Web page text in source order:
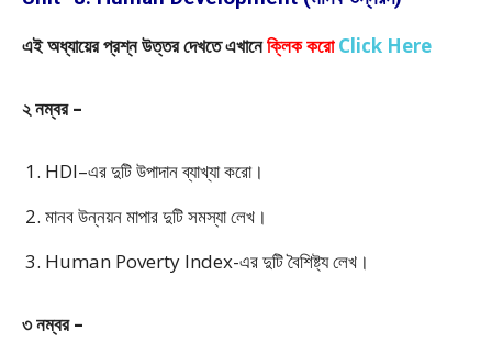
এই অধ্যায়ের প্রশ্ন উত্তর দেখতে এখানেক্লিক করোClick Here
২ নম্বর –
HDI–এর দুটি উপাদান ব্যাখ্যা করো।
মানব উন্নয়ন মাপার দুটি সমস্যা লেখ।
Human Poverty Index-এর দুটি বৈশিষ্ট্য লেখ।
৩ নম্বর –